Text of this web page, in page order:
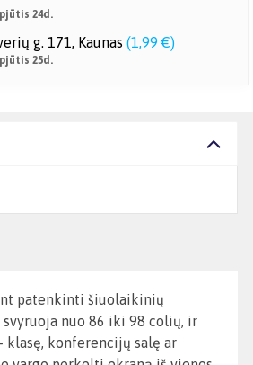
24d.
g. 171, Kaunas (1,99 €)
25d.
patenkinti šiuolaikinių
nuo 86 iki 98 colių, ir
konferencijų salę ar